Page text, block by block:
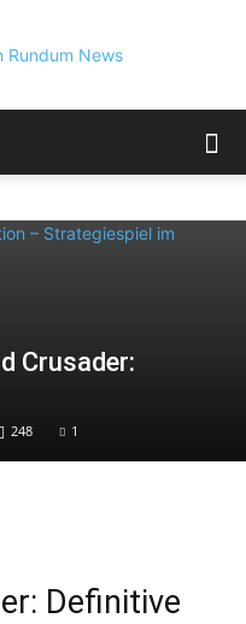
Crusader:
248 1
Definitive